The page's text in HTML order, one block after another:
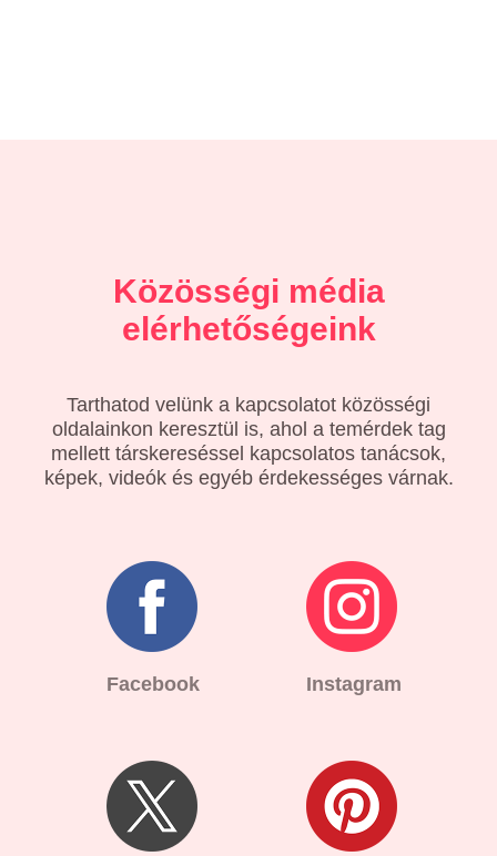
Közösségi média
elérhetőségeink
Tarthatod velünk a kapcsolatot közösségi
oldalainkon keresztül is, ahol a temérdek tag
mellett társkereséssel kapcsolatos tanácsok,
képek, videók és egyéb érdekességes várnak.
Facebook Instagram